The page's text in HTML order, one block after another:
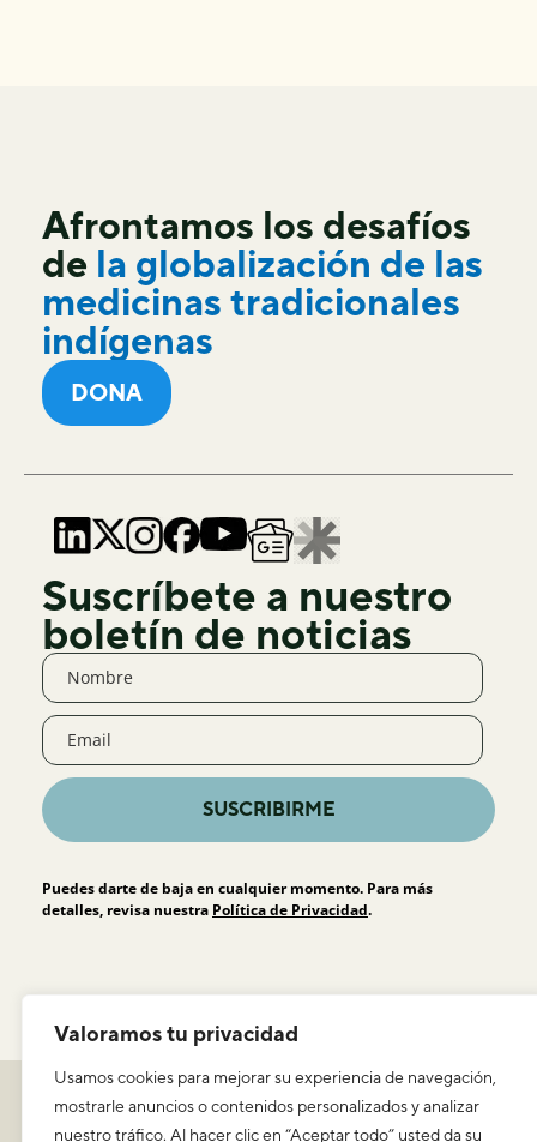
Valoramos tu privacidad
Usamos cookies para mejorar su experiencia de navegación,
mostrarle anuncios o contenidos personalizados y analizar
nuestro tráfico. Al hacer clic en “Aceptar todo” usted da su
Afrontamos los desafíos
de la globalización de las
medicinas tradicionales
indígenas
DONA
Suscríbete a nuestro
boletín de noticias
SUSCRIBIRME
Puedes darte de baja en cualquier momento. Para más
detalles, revisa nuestra Política de Privacidad.
Política de privacidad
Aviso legal y condiciones de uso